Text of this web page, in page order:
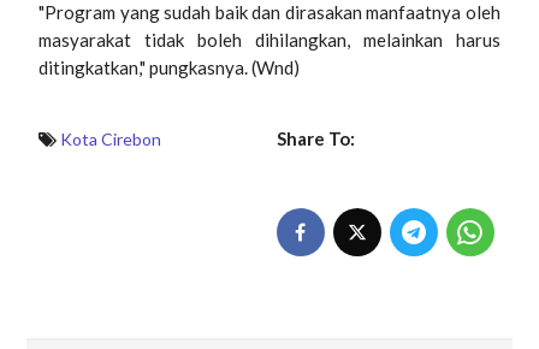
"Program yang sudah baik dan dirasakan manfaatnya oleh
masyarakat tidak boleh dihilangkan, melainkan harus
ditingkatkan," pungkasnya. (Wnd)
Kota Cirebon Share To: